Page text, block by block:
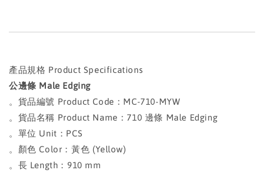
產品規格 Product Specifications
公邊條 Male Edging
。貨品編號 Product Code：MC-710-MYW
。貨品名稱 Product Name：710 邊條 Male Edging
。單位 Unit：PCS
。顏色 Color：黃色 (Yellow)
。長 Length：910 mm